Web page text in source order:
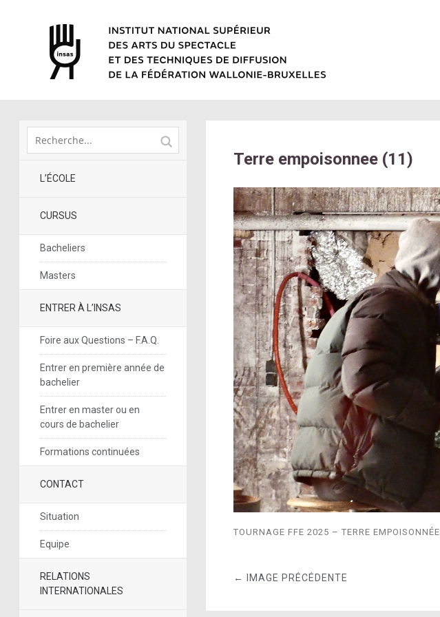
L’ÉCOLE
CURSUS
Bacheliers
Masters
ENTRER À L’INSAS
Foire aux Questions – F.A.Q.
Entrer en première année de
bachelier
Entrer en master ou en
cours de bachelier
Formations continuées
CONTACT
Situation
Equipe
RELATIONS
INTERNATIONALES
Terre empoisonnee (11)
TOURNAGE FFE 2025 – TERRE EMPOISONNÉE
← IMAGE PRÉCÉDENTE